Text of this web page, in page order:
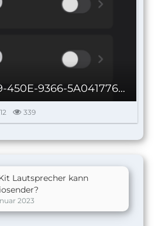
0B41C256-1999-450E-9366-5A0417765F01.png
339
Lautsprecher kann
2023